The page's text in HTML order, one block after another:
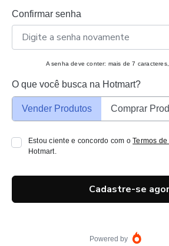
Confirmar senha
A senha deve conter: mais de 7
O que você busca na Hotmart?
Vender Produtos Comprar
Estou ciente e concordo com oTermos de
Hotmart.
Cadastre-se
Powered by